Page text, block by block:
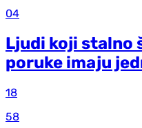
04
Ljudi koji stalno
poruke imaju
18
58